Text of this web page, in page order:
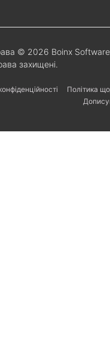
© 2026 Boinx
захищені.
Політика